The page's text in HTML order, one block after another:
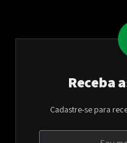
Receba
Cadastre-se para